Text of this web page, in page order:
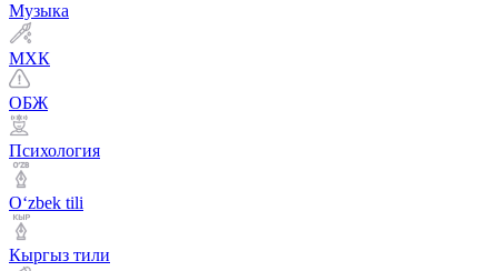
Музыка
МХК
ОБЖ
Психология
Оʻzbek tili
Кыргыз тили